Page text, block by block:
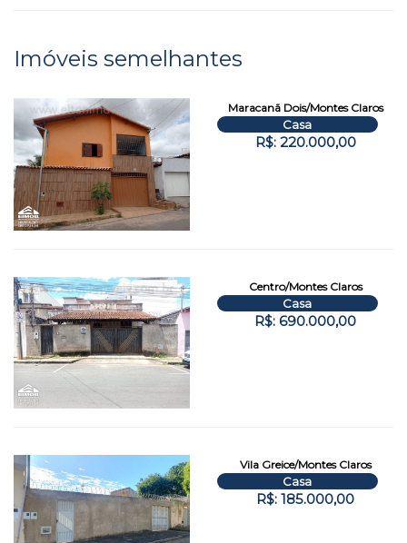
Imóveis semelhantes
Maracanã Dois/Montes Claros
Casa
R$: 220.000,00
Centro/Montes Claros
Casa
R$: 690.000,00
Vila Greice/Montes Claros
Casa
R$: 185.000,00